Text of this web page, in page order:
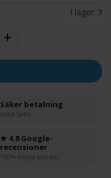
I lager: 3
+
Säker betalning
med Svea
★ 4.8 Google-
recensioner
100% nöjda kunder